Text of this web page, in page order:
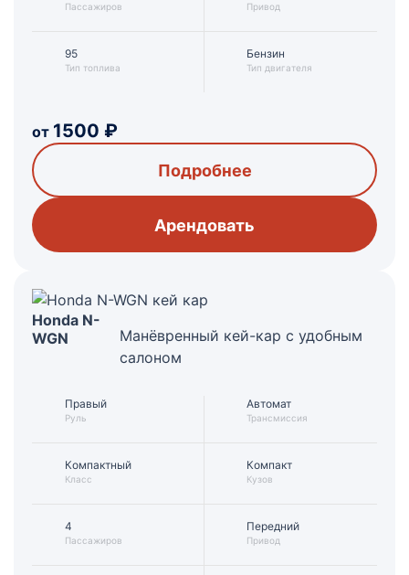
Пассажиров
95
Тип топлива
Привод
Бензин
Тип двигателя
от 1500 ₽
Подробнее
Арендовать
Honda N-
WGN
Манёвренный кей-кар с удобным
салоном
Правый
Руль
Компактный
Класс
Автомат
Трансмиссия
Компакт
Кузов
4
Пассажиров
Передний
Привод